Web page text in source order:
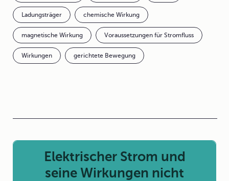
Ladungsträger chemische Wirkung
magnetische Wirkung Voraussetzungen für Stromfluss
Wirkungen gerichtete Bewegung
Elektrischer Strom und
seine Wirkungen nicht